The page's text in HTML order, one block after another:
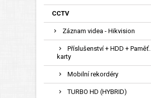
CCTV
Záznam videa - Hikvision
Příslušenství + HDD + Paměť.
karty
Mobilní rekordéry
TURBO HD (HYBRID)